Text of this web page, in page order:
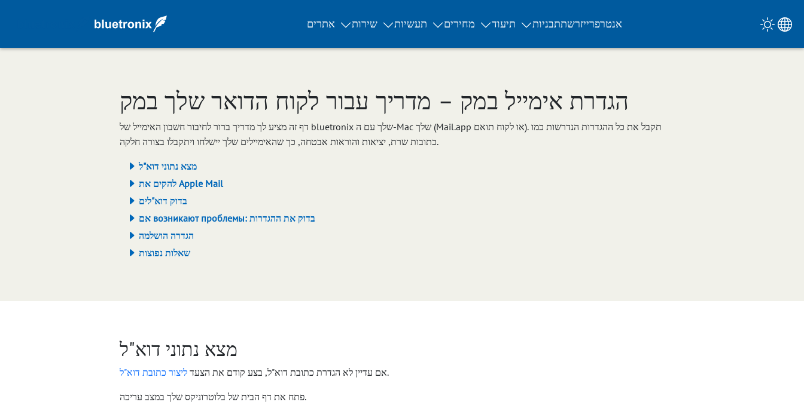
אתרים שירות תעשיות מחירים תיעוד תבניותרשתאנטרפרייז
הגדרת אימייל במק – מדריך עבור לקוח הדואר שלך במק
דף זה מציע לך מדריך ברור לחיבור חשבון האימייל של bluetronix שלך עם ה-Mac שלך (Mail.app או לקוח תואם). תקבל את כל ההגדרות הנדרשות כמו
כתובות שרת, יציאות והוראות אבטחה, כך שהאימיילים שלך יישלחו ויתקבלו בצורה חלקה.
מצא נתוני דוא"ל
להקים את Apple Mail
בדוק דוא"לים
אם возникают проблемы: בדוק את ההגדרות
הגדרה הושלמה
שאלות נפוצות
מצא נתוני דוא"ל
אם עדיין לא הגדרת כתובת דוא"ל, בצע קודם את הצעד ליצור כתובת דוא"ל .
פתח את דף הבית של בלוטרוניקס שלך במצב עריכה.